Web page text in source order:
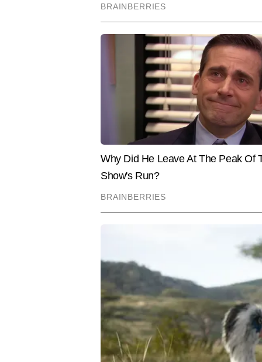
रही है कि हर खबर तेज, सटीक और
चुके हैं, जिनमें कई एक्सक्लूसिव
Hindi NewsIndia